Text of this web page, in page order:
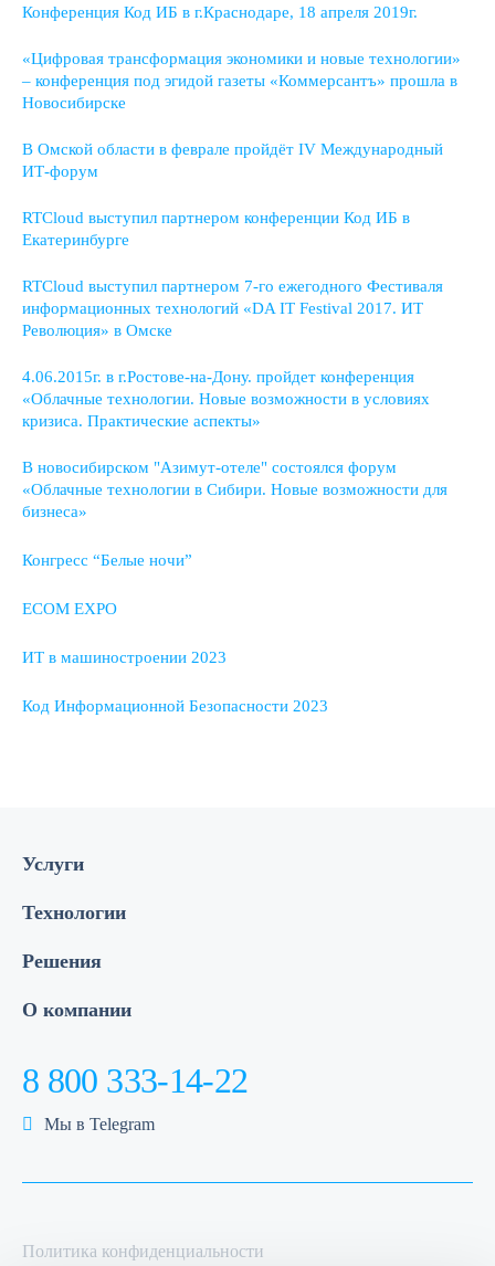
Конференция Код ИБ в г.Краснодаре, 18 апреля 2019г.
«Цифровая трансформация экономики и новые технологии»
– конференция под эгидой газеты «Коммерсантъ» прошла в
Новосибирске
В Омской области в феврале пройдёт IV Международный
ИТ-форум
RTCloud выступил партнером конференции Код ИБ в
Екатеринбурге
RTCloud выступил партнером 7-го ежегодного Фестиваля
информационных технологий «DA IT Festival 2017. ИТ
Революция» в Омске
4.06.2015г. в г.Ростове-на-Дону. пройдет конференция
«Облачные технологии. Новые возможности в условиях
кризиса. Практические аспекты»
В новосибирском "Азимут-отеле" состоялся форум
«Облачные технологии в Сибири. Новые возможности для
бизнеса»
Конгресс “Белые ночи”
ECOM EXPO
ИТ в машиностроении 2023
Код Информационной Безопасности 2023
Услуги
Технологии
Решения
О компании
Политика конфиденциальности
8 800 333-14-22
Мы в Telegram